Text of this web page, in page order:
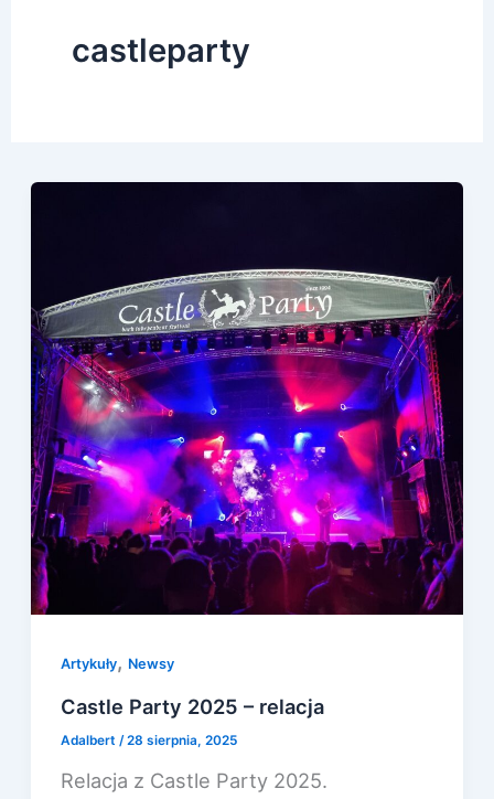
castleparty
Artykuły, Newsy
Castle Party 2025 – relacja
Adalbert/28 sierpnia, 2025
Relacja z Castle Party 2025.